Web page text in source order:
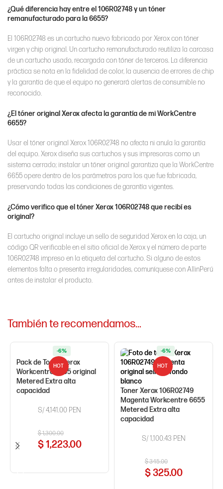
¿Qué diferencia hay entre el 106R02748 y un tóner
remanufacturado para la 6655?
El 106R02748 es un cartucho nuevo fabricado por Xerox con tóner
virgen y chip original. Un cartucho remanufacturado reutiliza la carcasa
de un cartucho usado, recargada con tóner de terceros. La diferencia
práctica se nota en la fidelidad de color, la ausencia de errores de chip
y la garantía de que el equipo no generará alertas de consumible no
reconocido.
¿El tóner original Xerox afecta la garantía de mi WorkCentre
6655?
Usar el tóner original Xerox 106R02748 no afecta ni anula la garantía
del equipo. Xerox diseña sus cartuchos y sus impresoras como un
sistema cerrado; instalar un tóner original garantiza que la WorkCentre
6655 opere dentro de los parámetros para los que fue fabricada,
preservando todas las condiciones de garantía vigentes.
¿Cómo verifico que el tóner Xerox 106R02748 que recibí es
original?
El cartucho original incluye un sello de seguridad Xerox en la caja, un
código QR verificable en el sitio oficial de Xerox y el número de parte
106R02748 impreso en la etiqueta del cartucho. Si alguno de estos
elementos falta o presenta irregularidades, comuníquese con AllinPerú
antes de instalar el producto.
También te recomendamos…
Pack de Toner Xerox
Workcentre 6655 original
Metered Extra alta
capacidad
$1,300.00
$1,223.00
-6%
HOT
S/ 4,141.00 PEN
Toner Xerox 106R02749
Magenta Workcentre 6655
Metered Extra alta
capacidad
$345.00
$325.00
-6%
HOT
S/ 1,100.43 PEN